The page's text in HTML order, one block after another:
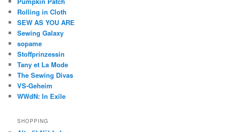
Rolling in Cloth
SEW AS YOU ARE
Sewing Galaxy
sopame
Stoffprinzessin
Tany et La Mode
The Sewing Divas
VS-Geheim
WWdN: In Exile
SHOPPING